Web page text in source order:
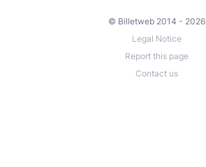
© Billetweb 2014 - 2026
Legal Notice
Report this page
Contact us